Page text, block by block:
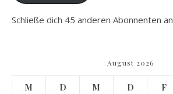
Schließe dich 45 anderen Abonnenten an
August 2026
M D M D F